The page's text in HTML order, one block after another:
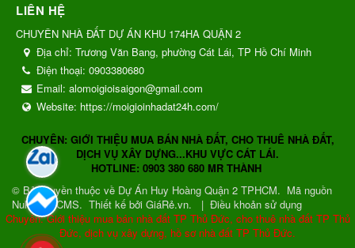
LIÊN HỆ
CHUYÊN NHÀ ĐẤT DỰ ÁN KHU 174HA QUẬN 2
Địa chỉ: Trương Văn Bang, phường Cát Lái, TP Hồ Chí Minh
Điện thoại: 0903380680
Email: alomoigioisaigon@gmail.com
Website: https://moigioinhadat24h.com/
CHUYÊN: GIỚI THIỆU MUA BÁN NHÀ ĐẤT, CHO THUÊ NHÀ ĐẤT,
DỊCH VỤ XÂY DỰNG...KHU VỰC CÁT LÁI.
HOTLINE: 0903 380 680 MR THÀNH
© Bản quyền thuộc về Dự Án Huy Hoàng Quận 2 TPHCM. Mã nguồn
NukeViet CMS. Thiết kế bởi GiáRẻ.vn. | Điều khoản sử dụng
Chuyên: Giới thiệu mua bán nhà đất TP Thủ Đức, cho thuê nhà đất TP Thủ
Đức, dịch vụ xây dựng, hồ sơ nhà đất TP Thủ Đức.